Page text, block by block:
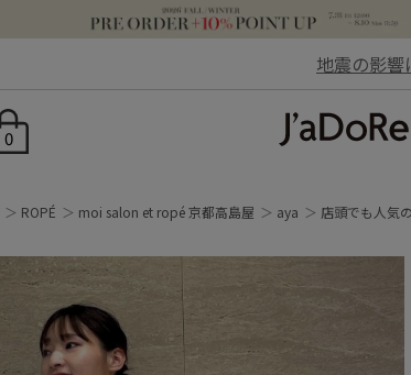
地震の影響
0
ROPÉ moi salon et ropé 京都高島屋 aya 店頭でも人気